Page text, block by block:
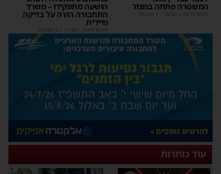
המשטרה פתחה במצוד
מנחם דויטש 06:54
הושעה מתפקידו – משרד
התחבורה הורה על בדיקה
מיידית
מנחם דויטש 17:44
עוד כותרות